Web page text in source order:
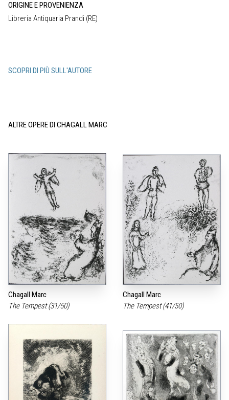
ORIGINE E PROVENIENZA
Libreria Antiquaria Prandi (RE)
SCOPRI DI PIÙ SULL'AUTORE
ALTRE OPERE DI CHAGALL MARC
Chagall Marc
The Tempest (31/50)
Chagall Marc
The Tempest (41/50)